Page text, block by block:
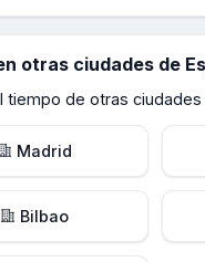
otras ciudades de
tiempo de otras ciudades
Madrid
Bilbao